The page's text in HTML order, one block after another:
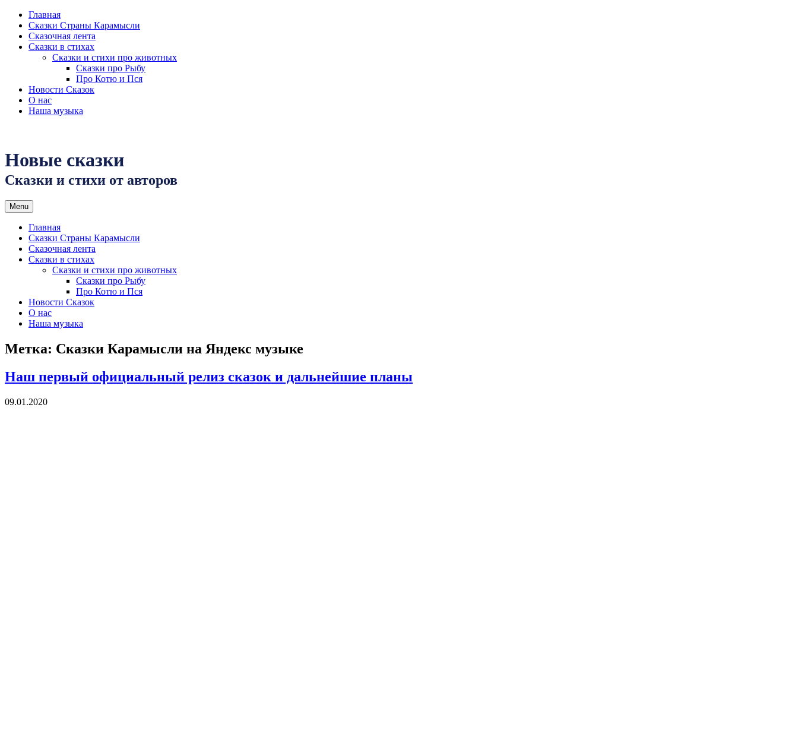
Skip
content
Главная
Сказки Страны Карамысли
Сказочная лента
Сказки в стихах
Сказки и стихи про животных
Сказки про Рыбу
Про Котю и Пся
Новости Сказок
О нас
Наша музыка
Новые сказки
Сказки и стихи от авторов
Menu
Главная
Сказки Страны Карамысли
Сказочная лента
Сказки в стихах
Сказки и стихи про животных
Сказки про Рыбу
Про Котю и Пся
Новости Сказок
О нас
Наша музыка
Метка: Сказки Карамысли на Яндекс музыке
Наш первый официальный релиз сказок и дальнейшие планы
09.01.2020